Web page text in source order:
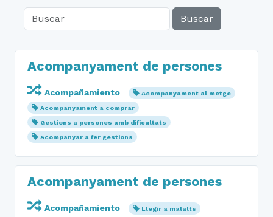
Buscar
Acompanyament de persones
Acompañamiento
Acompanyament al metge
Acompanyament a comprar
Gestions a persones amb dificultats
Acompanyar a fer gestions
Acompanyament de persones
Acompañamiento
Llegir a malalts